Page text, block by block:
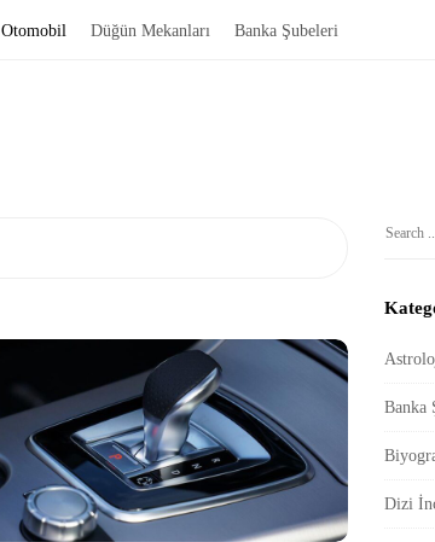
Otomobil Düğün Mekanları Banka Şubeleri
S
t
S
i
e
b
S
a
c
f
r
:
Banka
Dizi